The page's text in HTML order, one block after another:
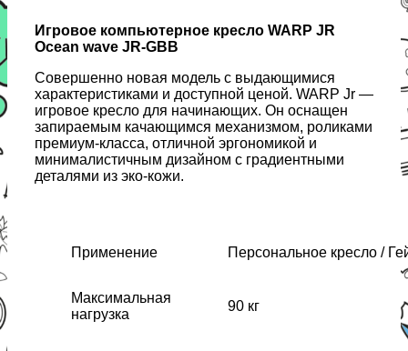
Игровое компьютерное кресло WARP JR
Ocean wave JR-GBB
Совершенно новая модель с выдающимися
характеристиками и доступной ценой. WARP Jr —
игровое кресло для начинающих. Он оснащен
запираемым качающимся механизмом, роликами
премиум-класса, отличной эргономикой и
минималистичным дизайном с градиентными
деталями из эко-кожи.
Применение Персональное кресло /
Максимальная
нагрузка
90 кг